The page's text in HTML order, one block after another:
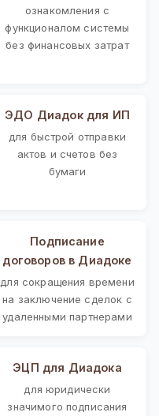
ознакомления с
функционалом системы
без финансовых затрат
ЭДО Диадок для ИП
для быстрой отправки
актов и счетов без
бумаги
Подписание
договоров в Диадоке
для сокращения времени
на заключение сделок с
удаленными партнерами
ЭЦП для Диадока
для юридически
значимого подписания